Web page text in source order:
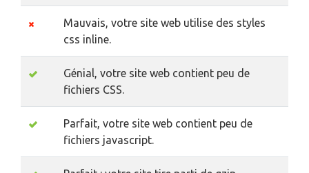
Mauvais, votre site web utilise des styles
css inline.
Génial, votre site web contient peu de
fichiers CSS.
Parfait, votre site web contient peu de
fichiers javascript.